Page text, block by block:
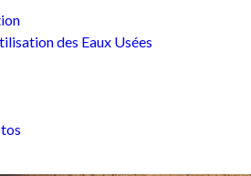
des Eaux Usées